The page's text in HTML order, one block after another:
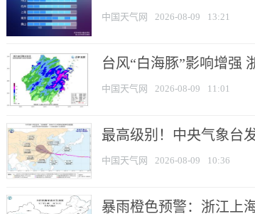
中国天气网 2026-08-09 13:21
台风“白海豚”影响增强
中国天气网 2026-08-09 11:01
最高级别！中央气象台
中国天气网 2026-08-09 10:36
暴雨橙色预警：浙江上